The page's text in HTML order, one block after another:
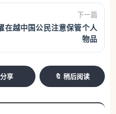
下一篇
在越中国公民注意保管个人
物品
享 🔖 稍后阅读